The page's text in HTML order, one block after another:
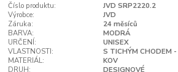
Číslo produktu:
JVD SRP2220.2
Výrobce:
JVD
Záruka:
24 měsíců
BARVA:
MODRÁ
URČENÍ:
UNISEX
VLASTNOSTI:
S TICHÝM CHODEM -
MATERIÁL:
KOV
DRUH:
DESIGNOVÉ